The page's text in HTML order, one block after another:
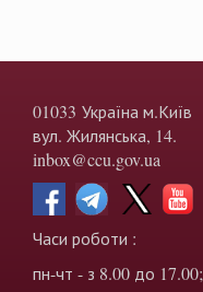
01033 Україна м.Київ
вул. Жилянська, 14.
inbox@ccu.gov.ua
Часи роботи :
пн-чт - з 8.00 до 17.00;